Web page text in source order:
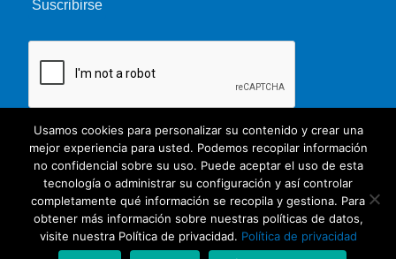
© 2026 Unate. CC Creative Commons
Usamos cookies para personalizar su contenido y crear una
mejor experiencia para usted. Podemos recopilar información
no confidencial sobre su uso. Puede aceptar el uso de esta
tecnología o administrar su configuración y así controlar
completamente qué información se recopila y gestiona. Para
obtener más información sobre nuestras políticas de datos,
visite nuestra Política de privacidad. Política de privacidad